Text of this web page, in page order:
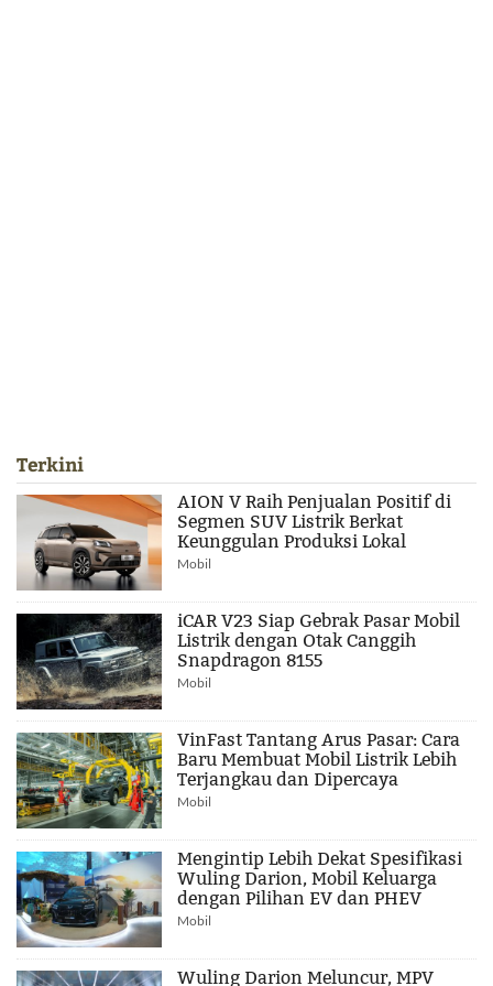
Terkini
AION V Raih Penjualan Positif di
Segmen SUV Listrik Berkat
Keunggulan Produksi Lokal
Mobil
iCAR V23 Siap Gebrak Pasar Mobil
Listrik dengan Otak Canggih
Snapdragon 8155
Mobil
VinFast Tantang Arus Pasar: Cara
Baru Membuat Mobil Listrik Lebih
Terjangkau dan Dipercaya
Mobil
Mengintip Lebih Dekat Spesifikasi
Wuling Darion, Mobil Keluarga
dengan Pilihan EV dan PHEV
Mobil
Wuling Darion Meluncur, MPV